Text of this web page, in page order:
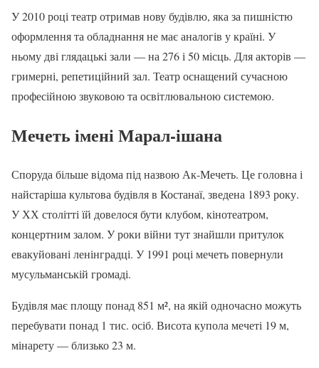
У 2010 році театр отримав нову будівлю, яка за пишністю
оформлення та обладнання не має аналогів у країні. У
ньому дві глядацькі зали — на 276 і 50 місць. Для акторів —
гримерні, репетиційний зал. Театр оснащений сучасною
професійною звуковою та освітлювальною системою.
Мечеть імені Марал-ішана
Споруда більше відома під назвою Ак-Мечеть. Це головна і
найстаріша культова будівля в Костанаї, зведена 1893 року.
У ХХ столітті їй довелося бути клубом, кінотеатром,
концертним залом. У роки війни тут знайшли притулок
евакуйовані ленінградці. У 1991 році мечеть повернули
мусульманській громаді.
Будівля має площу понад 851 м², на якій одночасно можуть
перебувати понад 1 тис. осіб. Висота купола мечеті 19 м,
мінарету — близько 23 м.